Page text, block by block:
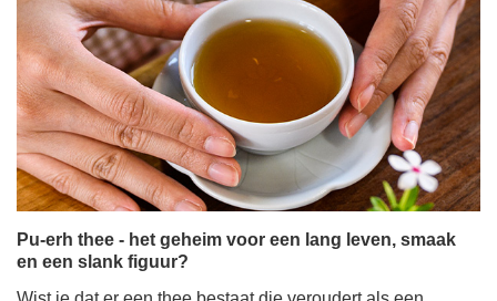
Pu-erh thee - het geheim voor een lang leven, smaak
en een slank figuur?